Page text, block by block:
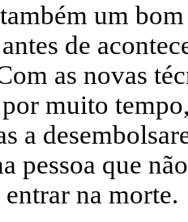
um
de
as novas
muito
a
pessoa que
na morte.